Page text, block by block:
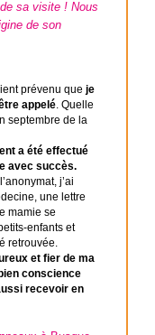
sa visite ! Nous
de son
prévenu que je
appelé. Quelle
septembre de la
a été effectué
avec succès.
j’ai
une lettre
mamie se
enfants et
retrouvée.
et fier de ma
conscience
recevoir en